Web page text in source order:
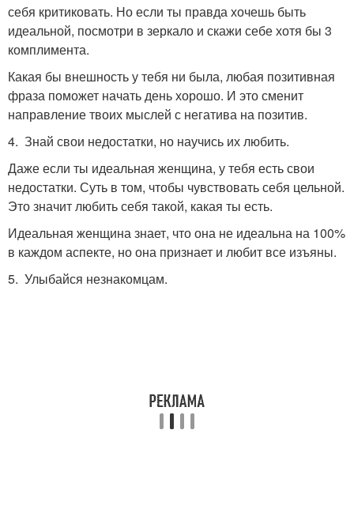
себя критиковать. Но если ты правда хочешь быть
идеальной, посмотри в зеркало и скажи себе хотя бы 3
комплимента.
Какая бы внешность у тебя ни была, любая позитивная
фраза поможет начать день хорошо. И это сменит
направление твоих мыслей с негатива на позитив.
4. Знай свои недостатки, но научись их любить.
Даже если ты идеальная женщина, у тебя есть свои
недостатки. Суть в том, чтобы чувствовать себя цельной.
Это значит любить себя такой, какая ты есть.
Идеальная женщина знает, что она не идеальна на 100%
в каждом аспекте, но она признает и любит все изъяны.
5. Улыбайся незнакомцам.